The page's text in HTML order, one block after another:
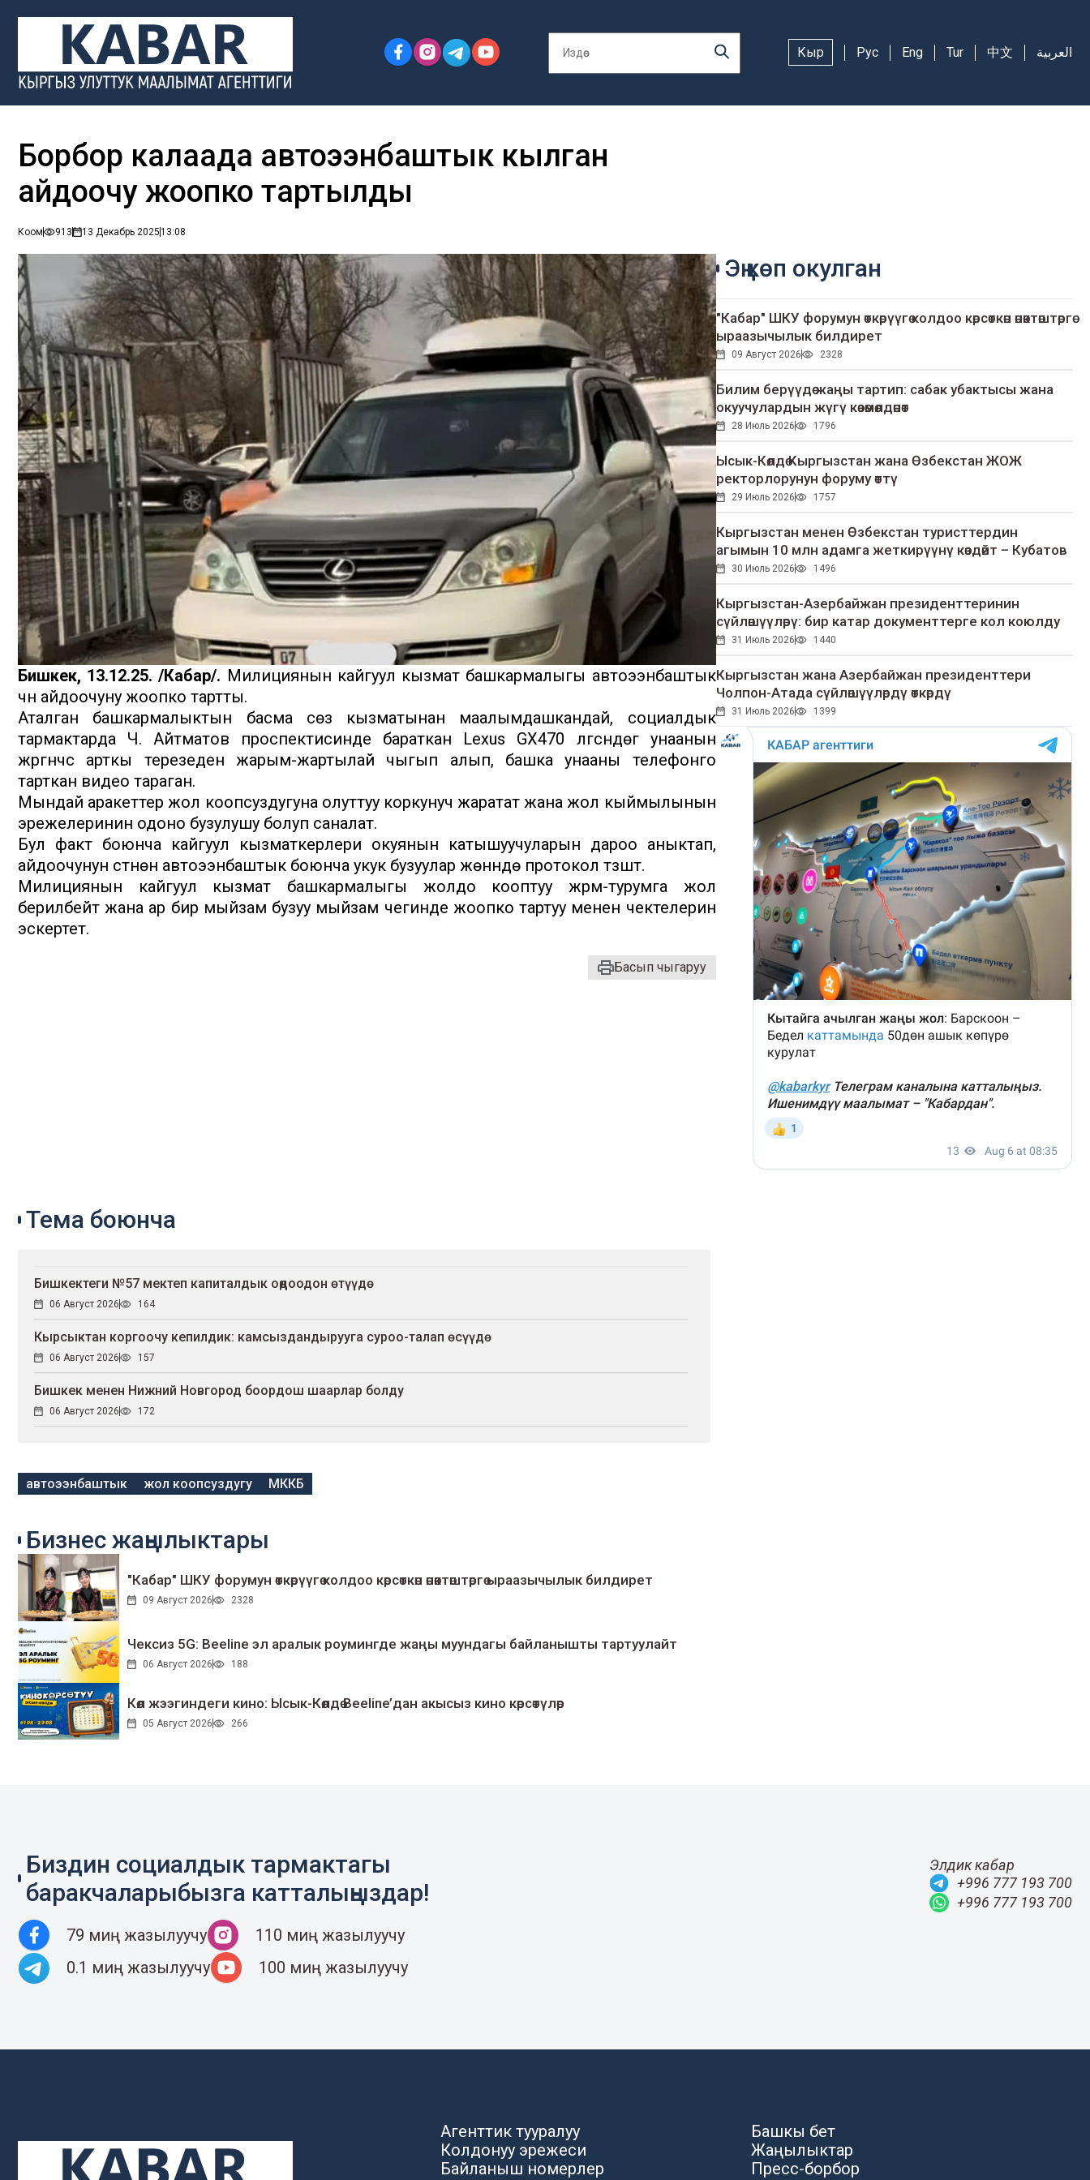
Кыр Рус Eng Tur 中文 العربية
Борбор калаада автоээнбаштык кылган
айдоочу жоопко тартылды
Коом 913 13 Декабрь 202513:08
Бишкек, 13.12.25. /Кабар/. Милициянын кайгуул кызмат башкармалыгы автоээнбаштык
үчүн айдоочуну жоопко тартты.
Аталган башкармалыктын басма сөз кызматынан маалымдашкандай, социалдык
тармактарда Ч. Айтматов проспектисинде бараткан Lexus GX470 үлгүсүндөгү унаанын
жүргүнчүсү арткы терезеден жарым-жартылай чыгып алып, башка унааны телефонго
тарткан видео тараган.
Мындай аракеттер жол коопсуздугуна олуттуу коркунуч жаратат жана жол кыймылынын
эрежелеринин одоно бузулушу болуп саналат.
Бул факт боюнча кайгуул кызматкерлери окуянын катышуучуларын дароо аныктап,
айдоочунун үстүнөн автоээнбаштык боюнча укук бузуулар жөнүндө протокол түзүштү.
Милициянын кайгуул кызмат башкармалыгы жолдо кооптуу жүрүм-турумга жол
берилбейт жана ар бир мыйзам бузуу мыйзам чегинде жоопко тартуу менен чектелерин
эскертет.
Басып чыгаруу
Эң көп окулган
"Кабар" ШКУ форумун өткөрүүгө колдоо көрсөткөн өнөктөштөргө
ыраазычылык билдирет
09 Август 2026 2328
Билим берүүдө жаңы тартип: сабак убактысы жана
окуучулардын жүгү көзөмөлдөнөт
28 Июль 2026 1796
Ысык-Көлдө Кыргызстан жана Өзбекстан ЖОЖ
ректорлорунун форуму өттү
29 Июль 2026 1757
Кыргызстан менен Өзбекстан туристтердин
агымын 10 млн адамга жеткирүүнү көздөйт – Кубатов
30 Июль 2026 1496
Кыргызстан-Азербайжан президенттеринин
сүйлөшүүлөрү: бир катар документтерге кол коюлду
31 Июль 2026 1440
Кыргызстан жана Азербайжан президенттери
Чолпон-Атада сүйлөшүүлөрдү өткөрдү
31 Июль 2026 1399
Тема боюнча
Бишкектеги №57 мектеп капиталдык оңдоодон өтүүдө
06 Август 2026 164
Кырсыктан коргоочу кепилдик: камсыздандырууга суроо-талап өсүүдө
06 Август 2026 157
Бишкек менен Нижний Новгород боордош шаарлар болду
06 Август 2026 172
автоээнбаштык жол коопсуздугу МККБ
Бизнес жаңылыктары
"Кабар" ШКУ форумун өткөрүүгө колдоо көрсөткөн өнөктөштөргө ыраазычылык билдирет
09 Август 2026 2328
Чексиз 5G: Beeline эл аралык роумингде жаңы муундагы байланышты тартуулайт
06 Август 2026 188
Көл жээгиндеги кино: Ысык-Көлдө Beeline’дан акысыз кино көрсөтүлөр
05 Август 2026 266
Биздин социалдык тармактагы
баракчаларыбызга катталыңыздар!
79 миң жазылуучу
110 миң жазылуучу
0.1 миң жазылуучу
100 миң жазылуучу
Элдик кабар
+996 777 193 700
+996 777 193 700
Агенттик тууралуу
Колдонуу эрежеси
Байланыш номерлер
Башкы бет
Жаңылыктар
Пресс-борбор